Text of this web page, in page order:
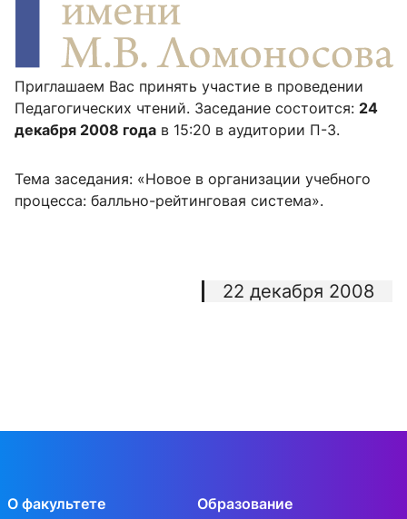
Приглашаем Вас принять участие в проведении
Педагогических чтений. Заседание состоится: 24
декабря 2008 года в 15:20 в аудитории П-3.
Тема заседания: «Новое в организации учебного
процесса: балльно-рейтинговая система».
22 декабря 2008
О факультете Образование